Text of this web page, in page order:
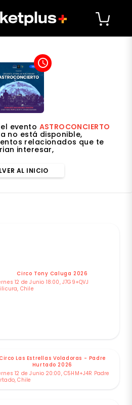
access_time
evento ASTROCONCIERTO
no está disponible,
relacionados que te
interesar,
AL INICIO
Circo Tony Caluga 2026
12 de Junio 18:00, J7G9+QVJ
Chile
Las Estrellas Voladoras - Padre
Hurtado 2026
12 de Junio 20:00, C5HM+J4R Padre
Chile